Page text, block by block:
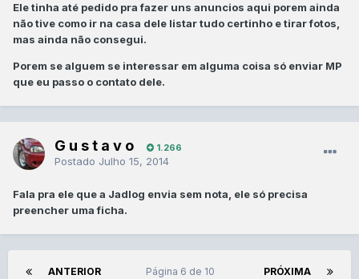
Ele tinha até pedido pra fazer uns anuncios aqui porem ainda
não tive como ir na casa dele listar tudo certinho e tirar fotos,
mas ainda não consegui.
Porem se alguem se interessar em alguma coisa só enviar MP
que eu passo o contato dele.
G u s t a v o 1.266
Postado Julho 15, 2014
Fala pra ele que a Jadlog envia sem nota, ele só precisa
preencher uma ficha.
ANTERIOR PRÓXIMA
Página 6 de 10